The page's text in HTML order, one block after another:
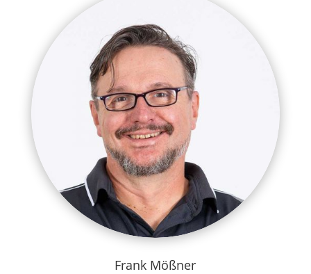
Frank Mößner